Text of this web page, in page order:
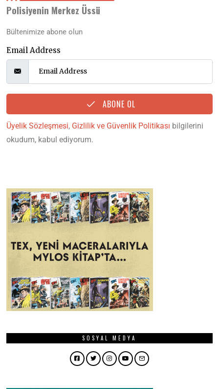
Polisiyenin Merkez Üssü
Bültenimize abone olun
Email Address
ABONE OL
Üyelik Sözleşmesi, Gizlilik ve Güvenlik Politikası bilgilerini
okudum, kabul ediyorum.
SOSYAL MEDYA
Facebook
TwitterInstagram
YouTubeEmail